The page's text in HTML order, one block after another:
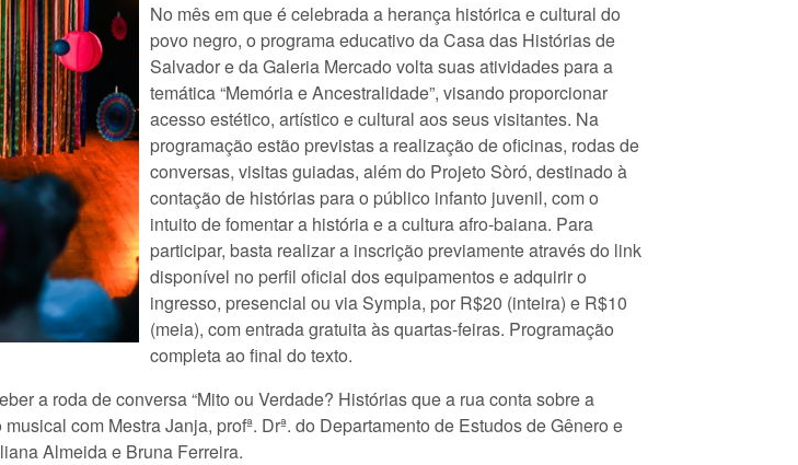
No mês em que é celebrada a herança histórica e cultural do
povo negro, o programa educativo da Casa das Histórias de
Salvador e da Galeria Mercado volta suas atividades para a
temática “Memória e Ancestralidade”, visando proporcionar
acesso estético, artístico e cultural aos seus visitantes. Na
programação estão previstas a realização de oficinas, rodas de
conversas, visitas guiadas, além do Projeto Sòró, destinado à
contação de histórias para o público infanto juvenil, com o
intuito de fomentar a história e a cultura afro-baiana. Para
participar, basta realizar a inscrição previamente através do link
disponível no perfil oficial dos equipamentos e adquirir o
ingresso, presencial ou via Sympla, por R$20 (inteira) e R$10
(meia), com entrada gratuita às quartas-feiras. Programação
completa ao final do texto.
a roda de conversa “Mito ou Verdade? Histórias que a rua conta sobre a
com Mestra Janja, profª. Drª. do Departamento de Estudos de Gênero e
Almeida e Bruna Ferreira.